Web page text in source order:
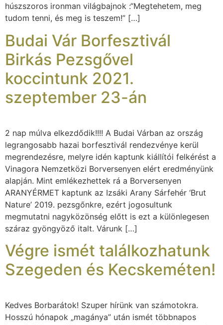
húszszoros ironman világbajnok :“Megtehetem, meg
tudom tenni, és meg is teszem!” […]
Budai Vár Borfesztivál
Birkás Pezsgővel
koccintunk 2021.
szeptember 23-án
2 nap múlva elkezdődik!!!! A Budai Várban az ország
legrangosabb hazai borfesztivál rendezvénye kerül
megrendezésre, melyre idén kaptunk kiállítói felkérést a
Vinagora Nemzetközi Borversenyen elért eredményünk
alapján. Mint emlékezhettek rá a Borversenyen
ARANYÉRMET kaptunk az Izsáki Arany Sárfehér ‘Brut
Nature’ 2019. pezsgőnkre, ezért jogosultunk
megmutatni nagyközönség előtt is ezt a különlegesen
száraz gyöngyöző italt. Várunk […]
Végre ismét találkozhatunk
Szegeden és Kecskeméten!
Kedves Borbarátok! Szuper hírünk van számotokra.
Hosszú hónapok „magánya” után ismét többnapos